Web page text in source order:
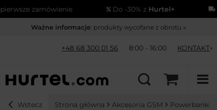
zamówienie Do -30% zHurtel+
Ważne informacje: produkty wycofane z obrotu »
+48 68 300 01 56 8:00 - 16:00 KONTAKT
Wstecz Strona główna Akcesoria GSM Powerbanki